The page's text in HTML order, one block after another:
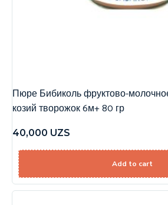
Пюре Бибиколь фруктово-
козий творожок 6м+ 80 гр
40,000 UZS
Add to cart